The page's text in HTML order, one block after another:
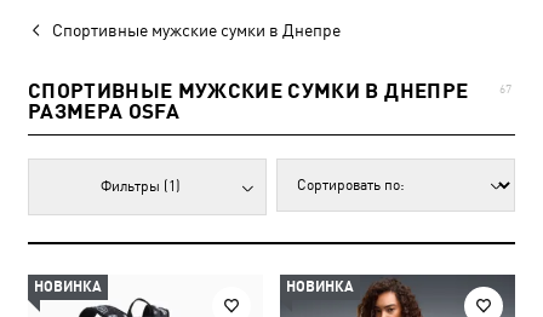
Спортивные мужские сумки в Днепре
СПОРТИВНЫЕ МУЖСКИЕ СУМКИ В ДНЕПРЕ
РАЗМЕРА OSFA
67
Фильтры (1)
НОВИНКА НОВИНКА